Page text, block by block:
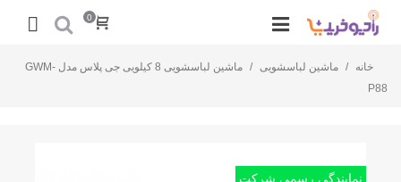
0
خانه / ماشین لباسشویی /
ماشین لباسشویی 8 کیلویی جی پلاس مدل GWM-
P88
نمایندگی رسمی شرکت